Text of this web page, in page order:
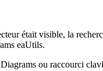
était visible, la
eaUtils.
ou raccourci